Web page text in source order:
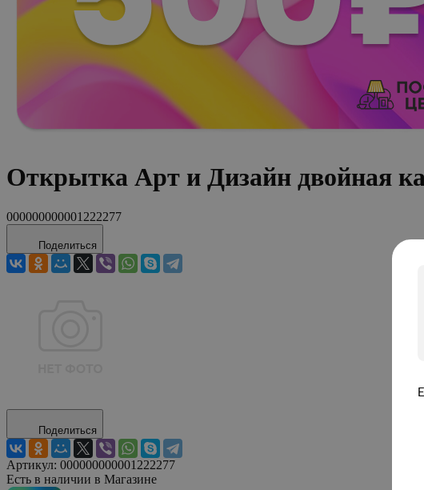
Открытка Арт и Дизайн двойная
000000000001222277
Поделиться
Поделиться
Артикул: 000000000001222277
Есть в наличии в Магазине